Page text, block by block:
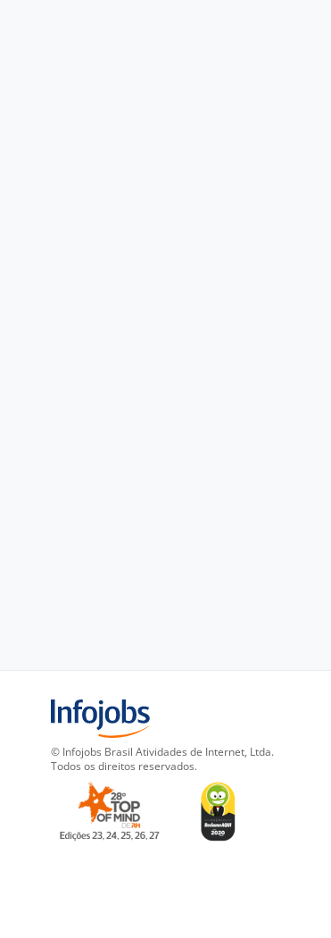
© Infojobs Brasil Atividades de Internet, Ltda.
Todos os direitos reservados.